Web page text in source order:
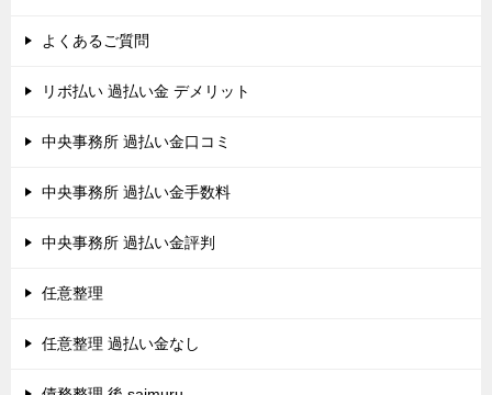
よくあるご質問
リボ払い 過払い金 デメリット
中央事務所 過払い金口コミ
中央事務所 過払い金手数料
中央事務所 過払い金評判
任意整理
任意整理 過払い金なし